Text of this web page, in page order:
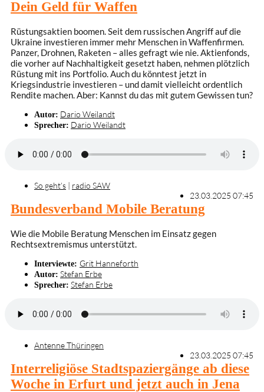
Dein Geld für Waffen
Rüstungsaktien boomen. Seit dem russischen Angriff auf die
Ukraine investieren immer mehr Menschen in Waffenfirmen.
Panzer, Drohnen, Raketen – alles gefragt wie nie. Aktienfonds,
die vorher auf Nachhaltigkeit gesetzt haben, nehmen plötzlich
Rüstung mit ins Portfolio. Auch du könntest jetzt in
Kriegsindustrie investieren – und damit vielleicht ordentlich
Rendite machen. Aber: Kannst du das mit gutem Gewissen tun?
Autor: Dario Weilandt
Sprecher: Dario Weilandt
So geht’s | radio SAW
23.03.2025 07:45
Bundesverband Mobile Beratung
Wie die Mobile Beratung Menschen im Einsatz gegen
Rechtsextremismus unterstützt.
Interviewte: Grit Hanneforth
Autor: Stefan Erbe
Sprecher: Stefan Erbe
Antenne Thüringen
23.03.2025 07:45
Interreligiöse Stadtspaziergänge ab diese
Woche in Erfurt und jetzt auch in Jena